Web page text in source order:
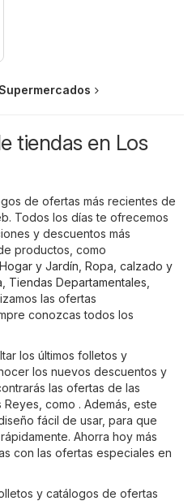
tiendas en Los
de ofertas más recientes de
Todos los días te ofrecemos
y descuentos más
productos, como
Hogar y Jardín Ropa, calzado y
Tiendas Departamentales
las ofertas
conozcas todos los
los últimos folletos y
los nuevos descuentos y
las ofertas de las
como . Además, este
fácil de usar, para que
Ahorra hoy más
con las ofertas especiales en
y catálogos de ofertas